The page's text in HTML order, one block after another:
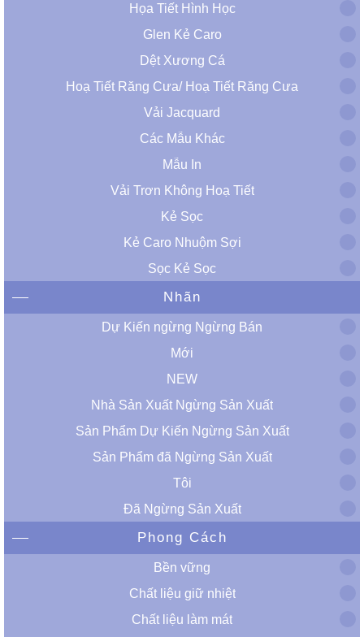
Họa Tiết Hình Học
Glen Kẻ Caro
Dệt Xương Cá
Hoạ Tiết Răng Cưa/ Hoạ Tiết Răng Cưa
Vải Jacquard
Các Mẫu Khác
Mẫu In
Vải Trơn Không Hoạ Tiết
Kẻ Sọc
Kẻ Caro Nhuộm Sợi
Sọc Kẻ Sọc
Nhãn
Dự Kiến ​​ngừng Ngừng Bán
Mới
NEW
Nhà Sản Xuất Ngừng Sản Xuất
Sản Phẩm Dự Kiến Ngừng Sản Xuất
Sản Phẩm đã Ngừng Sản Xuất
Tôi
Đã Ngừng Sản Xuất
Phong Cách
Bền vững
Chất liệu giữ nhiệt
Chất liệu làm mát